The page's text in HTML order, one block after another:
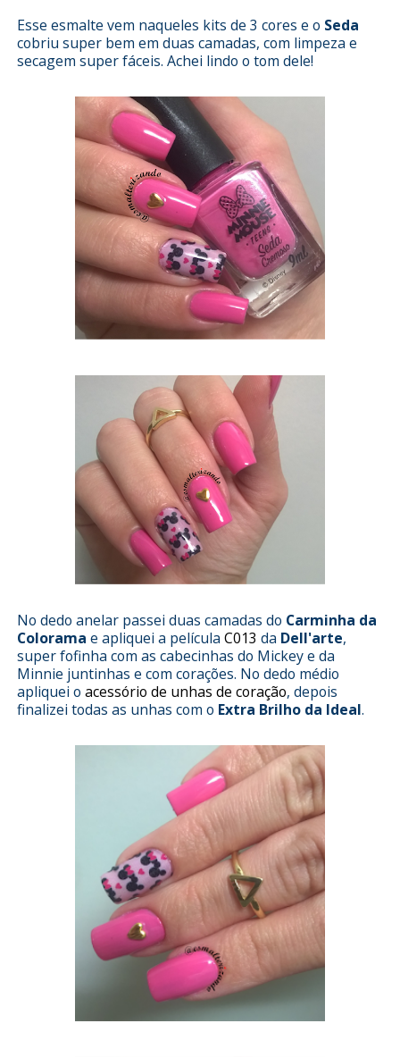
Esse esmalte vem naqueles kits de 3 cores e o Seda
cobriu super bem em duas camadas, com limpeza e
secagem super fáceis. Achei lindo o tom dele!
No dedo anelar passei duas camadas do Carminha da
Colorama e apliquei a película C013 da Dell'arte,
super fofinha com as cabecinhas do Mickey e da
Minnie juntinhas e com corações. No dedo médio
apliquei o acessório de unhas de coração, depois
finalizei todas as unhas com o Extra Brilho da Ideal.